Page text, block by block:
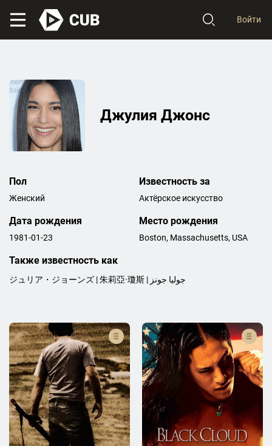
Войти
Джулия Джонс
Пол
Женский
Известность за
Актёрское искусство
Дата рождения
1981-01-23
Место рождения
Boston, Massachusetts, USA
Также известность как
ジュリア・ジョーンズ | 朱莉亞·瓊斯 | جولیا جونز